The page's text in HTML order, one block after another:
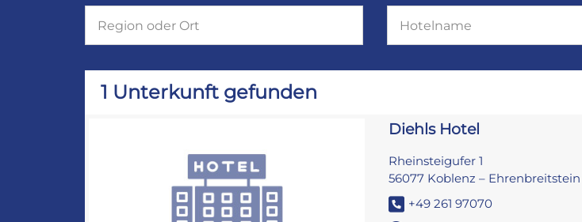
1 Unterkunft gefunden
Diehls Hotel
Rheinsteigufer 1
56077 Koblenz – Ehrenbreitstein
+49 261 97070